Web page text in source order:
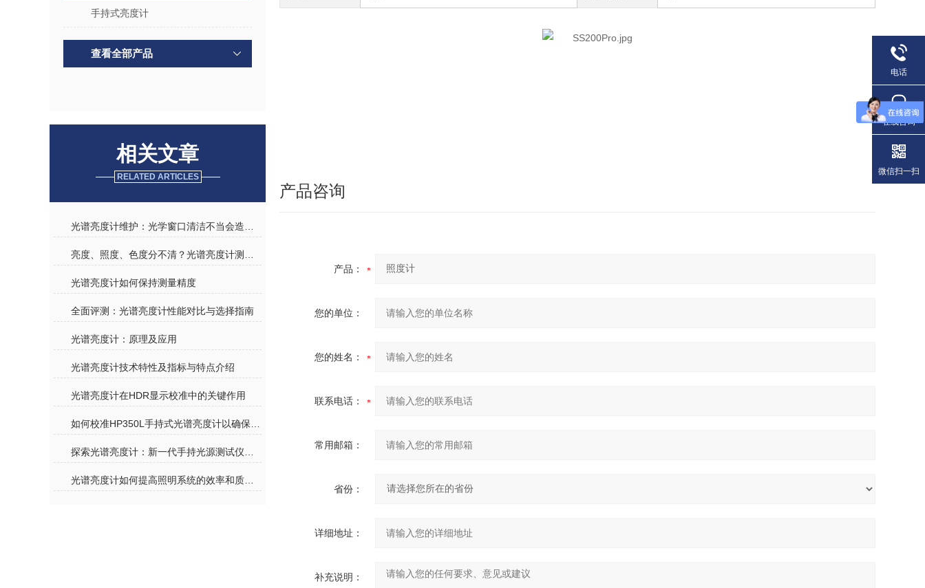
手持式亮度计
查看全部产品
相关文章
RELATED ARTICLES
光谱亮度计如何保持测量精度
全面评测：光谱亮度计性能对比与选择指南
光谱亮度计：原理及应用
光谱亮度计技术特性及指标与特点介绍
光谱亮度计在HDR显示校准中的关键作用
产品咨询
产品：
您的单位：
您的姓名：
联系电话：
常用邮箱：
省份：
详细地址：
补充说明：
电话
在线咨询
微信扫一扫